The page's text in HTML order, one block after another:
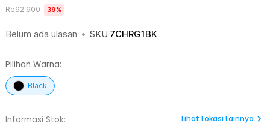
Belum ada ulasan • SKU 7CHRG1BK
Rp92.900 39%
Pilihan Warna:
Black
Informasi Stok:
Lihat Lokasi Lainnya